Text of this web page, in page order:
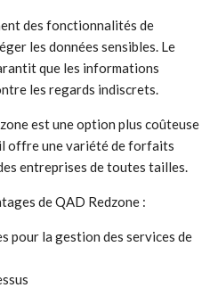
des fonctionnalités de
les données sensibles. Le
que les informations
les regards indiscrets.
est une option plus coûteuse
offre une variété de forfaits
entreprises de toutes tailles.
de QAD Redzone :
pour la gestion des services de